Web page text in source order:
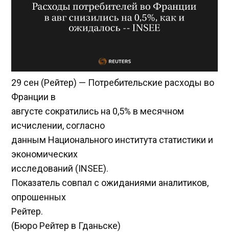
29 сен (Рейтер) — Потребительские расходы во
Франции в
августе сократились на 0,5% в месячном
исчислении, согласно
данным Национального института статистики и
экономических
исследований (INSEE).
Показатель совпал с ожиданиями аналитиков,
опрошенных
Рейтер.
(Бюро Рейтер в Гданьске)